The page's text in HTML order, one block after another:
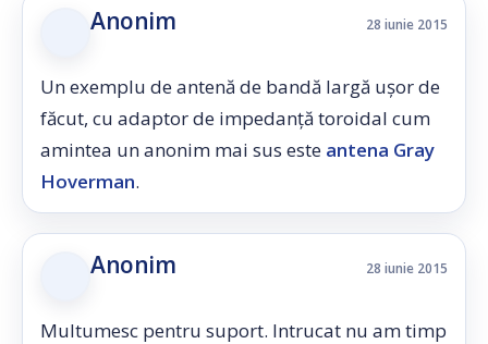
Anonim 28 iunie 2015
Un exemplu de antenă de bandă largă ușor de
făcut, cu adaptor de impedanță toroidal cum
amintea un anonim mai sus este antena Gray
Hoverman.
Anonim 28 iunie 2015
Multumesc pentru suport. Intrucat nu am timp